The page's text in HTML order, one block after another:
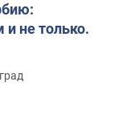
и не только.